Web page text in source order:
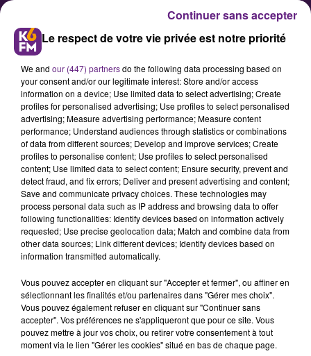
La JDA qualifiée pour les demies
finales de Play-Offs
En battant une nouvelle fois
Strasbourg ce lundi soir, les
basketteurs de la JDA ont réussi à
se qualifier pour les demies finales
Publié : 28 mai 2019 à 7h00 par Fabrice Aubry
Le respect de votre vie privée est notre priorité
We and our (447) partnersdo the following data processing based on
your consent and/or our legitimate interest: Store and/or access
information on a device; Use limited data to select advertising; Create
profiles for personalised advertising; Use profiles to select personalised
advertising; Measure advertising performance; Measure content
performance; Understand audiences through statistics or combinations
of data from different sources; Develop and improve services; Create
profiles to personalise content; Use profiles to select personalised
content; Use limited data to select content; Ensure security, prevent and
detect fraud, and fix errors; Deliver and present advertising and content;
Save and communicate privacy choices. These technologies may
process personal data such as IP address and browsing data to offer
following functionalities: Identify devices based on information actively
requested; Use precise geolocation data; Match and combine data from
other data sources; Link different devices; Identify devices based on
information transmitted automatically.
Vous pouvez accepter en cliquant sur "Accepter et fermer", ou affiner en
sélectionnant les finalités et/ou partenaires dans "Gérer mes choix".
Vous pouvez également refuser en cliquant sur "Continuer sans
accepter". Vos préférences ne s'appliqueront que pour ce site. Vous
pouvez mettre à jour vos choix, ou retirer votre consentement à tout
moment via le lien "Gérer les cookies" situé en bas de chaque page.
Continuer sans accepter